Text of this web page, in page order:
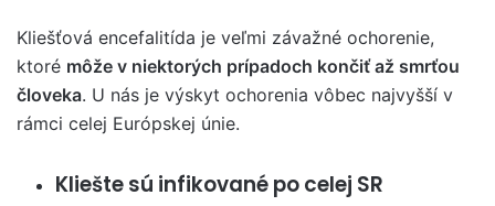
Kliešťová encefalitída je veľmi závažné ochorenie,
ktoré môže v niektorých prípadoch končiť až smrťou
človeka. U nás je výskyt ochorenia vôbec najvyšší v
rámci celej Európskej únie.
Kliešte sú infikované po celej SR